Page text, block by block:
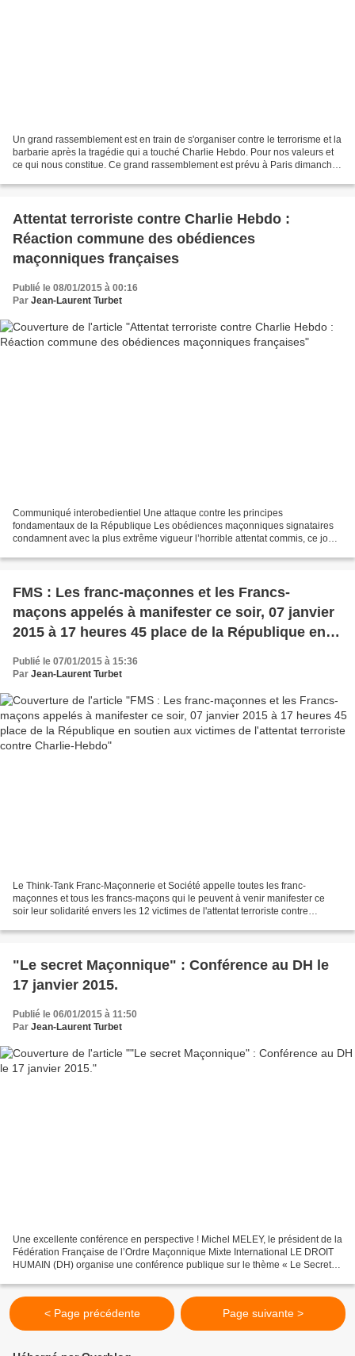
Un grand rassemblement est en train de s'organiser contre le terrorisme et la
barbarie après la tragédie qui a touché Charlie Hebdo. Pour nos valeurs et
ce qui nous constitue. Ce grand rassemblement est prévu à Paris dimanche
Attentat terroriste contre Charlie Hebdo :
Réaction commune des obédiences
maçonniques françaises
Publié le 08/01/2015 à 00:16
Par Jean-Laurent Turbet
Communiqué interobedientiel Une attaque contre les principes
fondamentaux de la République Les obédiences maçonniques signataires
condamnent avec la plus extrême vigueur l’horrible attentat commis, ce jour,
FMS : Les franc-maçonnes et les Francs-
maçons appelés à manifester ce soir, 07 janvier
2015 à 17 heures 45 place de la République en
contre Charlie-Hebdo
Publié le 07/01/2015 à 15:36
Par Jean-Laurent Turbet
Le Think-Tank Franc-Maçonnerie et Société appelle toutes les franc-
maçonnes et tous les francs-maçons qui le peuvent à venir manifester ce
soir leur solidarité envers les 12 victimes de l'attentat terroriste contre
"Le secret Maçonnique" : Conférence au DH le
17 janvier 2015.
Publié le 06/01/2015 à 11:50
Par Jean-Laurent Turbet
Une excellente conférence en perspective ! Michel MELEY, le président de la
Fédération Française de l’Ordre Maçonnique Mixte International LE DROIT
HUMAIN (DH) organise une conférence publique sur le thème « Le Secret
< Page précédente Page suivante >